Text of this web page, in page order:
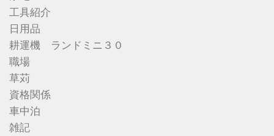
工具紹介
日用品
耕運機 ランドミニ３０
職場
草苅
資格関係
車中泊
雑記